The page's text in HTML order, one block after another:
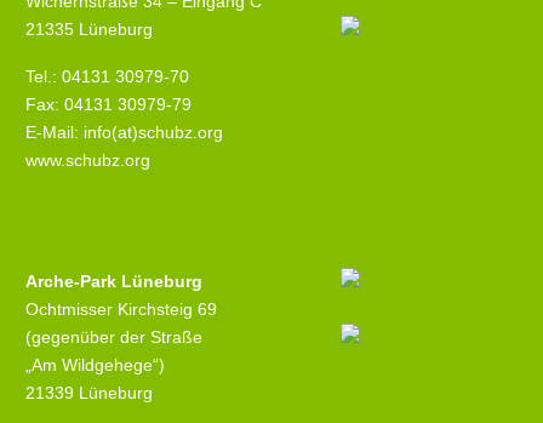
21335 Lüneburg
Tel.: 04131 30979-70
Fax: 04131 30979-79
E-Mail: info(at)schubz.org
www.schubz.org
Arche-Park Lüneburg
Ochtmisser Kirchsteig 69
(gegenüber der Straße
„Am Wildgehege“)
21339 Lüneburg